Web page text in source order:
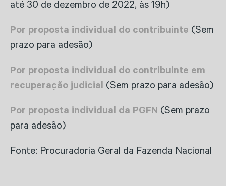
até 30 de dezembro de 2022, às 19h)
Por proposta individual do contribuinte (Sem
prazo para adesão)
Por proposta individual do contribuinte em
recuperação judicial (Sem prazo para adesão)
Por proposta individual da PGFN (Sem prazo
para adesão)
Fonte: Procuradoria Geral da Fazenda Nacional